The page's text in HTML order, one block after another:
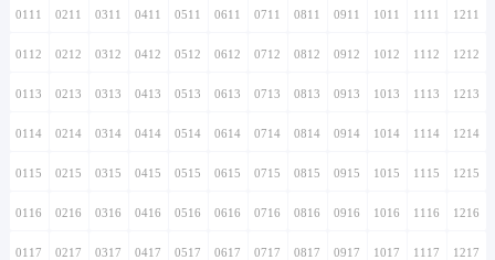
0111 0211 0311 0411 0511 0611 0711 0811 0911 1011 1111 1211
0112 0212 0312 0412 0512 0612 0712 0812 0912 1012 1112 1212
0113 0213 0313 0413 0513 0613 0713 0813 0913 1013 1113 1213
0114 0214 0314 0414 0514 0614 0714 0814 0914 1014 1114 1214
0115 0215 0315 0415 0515 0615 0715 0815 0915 1015 1115 1215
0116 0216 0316 0416 0516 0616 0716 0816 0916 1016 1116 1216
0117 0217 0317 0417 0517 0617 0717 0817 0917 1017 1117 1217